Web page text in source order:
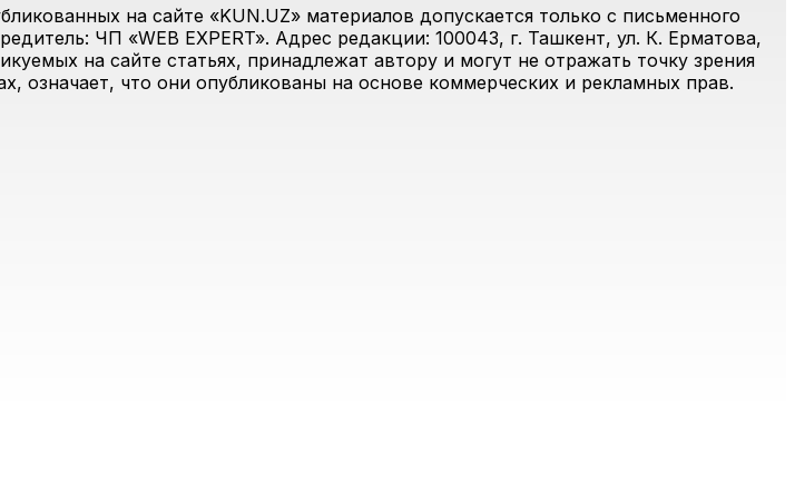
на сайте «KUN.UZ» материалов допускается только с письменного
ЧП «WEB EXPERT». Адрес редакции: 100043, г. Ташкент, ул. К. Ерматова,
на сайте статьях, принадлежат автору и могут не отражать точку зрения
означает, что они опубликованы на основе коммерческих и рекламных прав.